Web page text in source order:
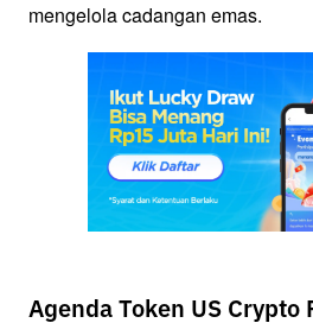
mengelola cadangan emas.
Agenda Token US Crypto